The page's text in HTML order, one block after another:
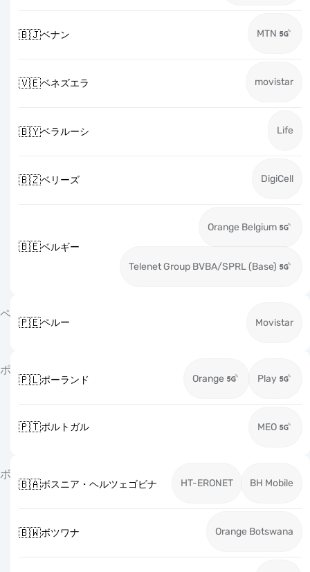
🇧🇯ベナン MTN
🇻🇪ベネズエラ movistar
🇧🇾ベラルーシ Life
🇧🇿ベリーズ DigiCell
🇧🇪ベルギー
Orange Belgium
Telenet Group BVBA/SPRL (Base)
ペ
🇵🇪ペルー Movistar
ポ
🇵🇱ポーランド Orange Play
🇵🇹ポルトガル MEO
ボ
🇧🇦ボスニア・ヘルツェゴビナ HT-ERONET BH Mobile
🇧🇼ボツワナ Orange Botswana